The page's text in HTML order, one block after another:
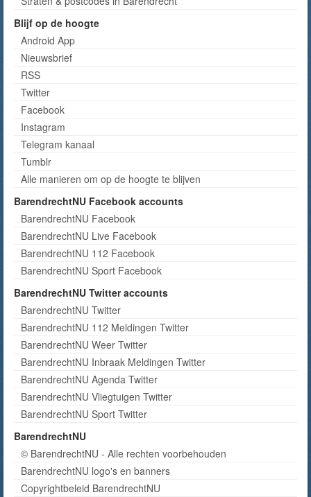
Blijf op de hoogte
Android App
Nieuwsbrief
RSS
Twitter
Facebook
Instagram
Telegram kanaal
Tumblr
Alle manieren om op de hoogte te blijven
BarendrechtNU Facebook accounts
BarendrechtNU Facebook
BarendrechtNU Live Facebook
BarendrechtNU 112 Facebook
BarendrechtNU Sport Facebook
BarendrechtNU Twitter accounts
BarendrechtNU Twitter
BarendrechtNU 112 Meldingen Twitter
BarendrechtNU Weer Twitter
BarendrechtNU Inbraak Meldingen Twitter
BarendrechtNU Agenda Twitter
BarendrechtNU Vliegtuigen Twitter
BarendrechtNU Sport Twitter
BarendrechtNU
© BarendrechtNU - Alle rechten voorbehouden
BarendrechtNU logo's en banners
Copyrightbeleid BarendrechtNU